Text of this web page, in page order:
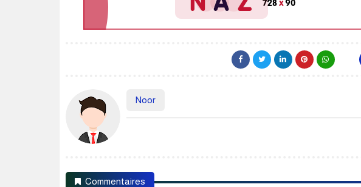
Noor
Commentaires